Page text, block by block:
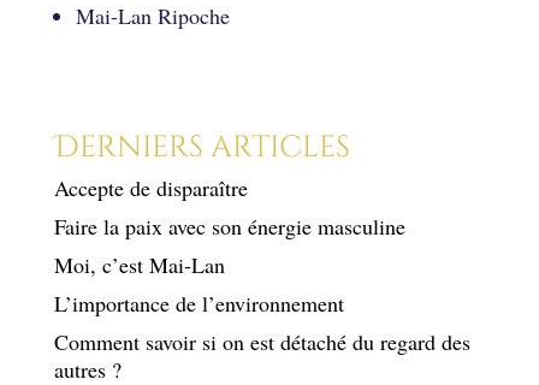
Mai-Lan Ripoche
Derniers articles
Accepte de disparaître
Faire la paix avec son énergie masculine
Moi, c’est Mai-Lan
L’importance de l’environnement
Comment savoir si on est détaché du regard des
autres ?